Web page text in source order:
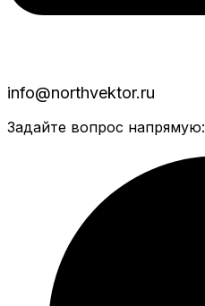
info@northvektor.ru
Задайте вопрос напрямую: